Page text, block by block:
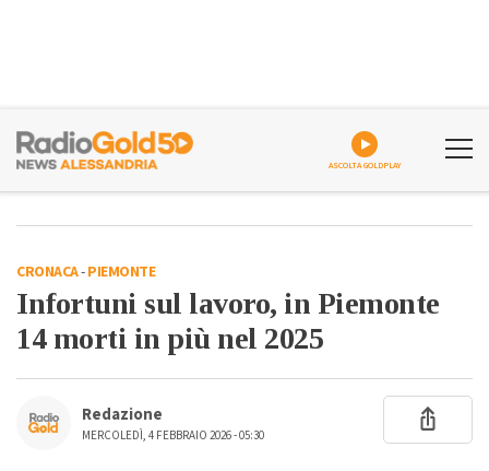
ASCOLTA GOLDPLAY
CRONACA-PIEMONTE
Infortuni sul lavoro, in Piemonte
14 morti in più nel 2025
Redazione
MERCOLEDÌ, 4 FEBBRAIO 2026 - 05:30